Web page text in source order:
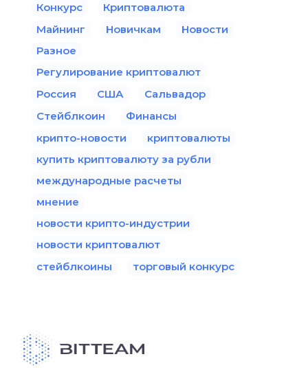
Конкурс
Криптовалюта
Майнинг
Новичкам
Новости
Разное
Регулирование криптовалют
Россия
США
Сальвадор
Стейблкоин
Финансы
крипто-новости
криптовалюты
купить криптовалюту за рубли
международные расчеты
мнение
новости крипто-индустрии
новости криптовалют
стейблкоины
торговый конкурс